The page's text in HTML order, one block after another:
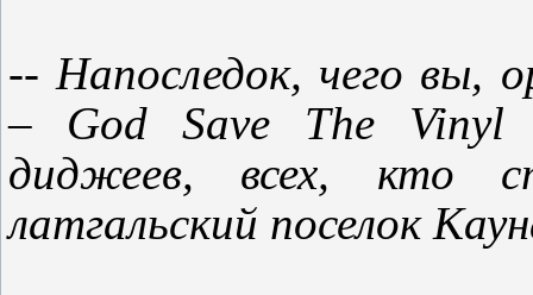
-- Напоследок, чего вы,
– God Save The Vinyl
диджеев, всех, кто
латгальский поселок